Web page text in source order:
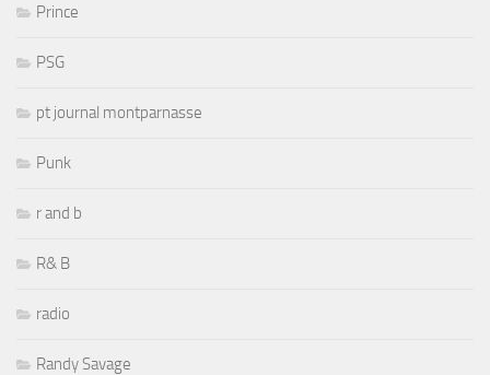
Prince
PSG
pt journal montparnasse
Punk
r and b
R& B
radio
Randy Savage